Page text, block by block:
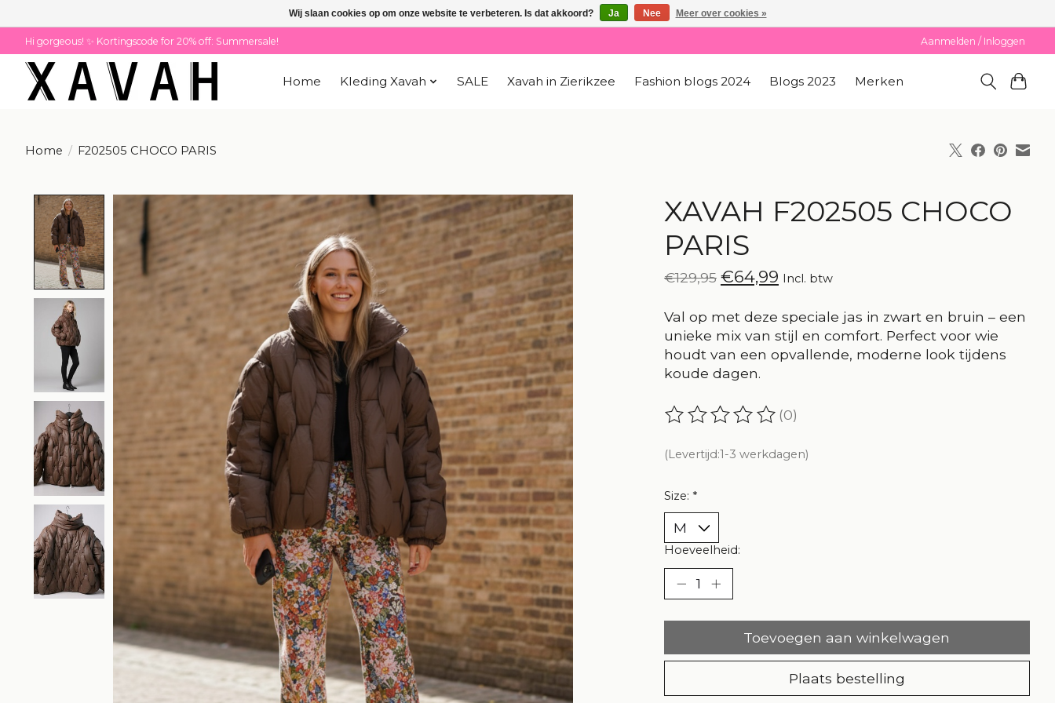
Hi gorgeous! ✨ Kortingscode for 20% off: Summersale! Aanmelden / Inloggen
Home Kleding Xavah SALE Xavah in Zierikzee Fashion blogs 2024 Blogs 2023 Merken
Home / F202505 CHOCO PARIS
Product image slideshow Items
XAVAH F202505 CHOCO
PARIS
€129,95 €64,99 Incl. btw
Val op met deze speciale jas in zwart en bruin – een
unieke mix van stijl en comfort. Perfect voor wie
houdt van een opvallende, moderne look tijdens
koude dagen.
De beoordeling van dit product is
(0)
(Levertijd:1-3 werkdagen)
Size: *
Hoeveelheid:
Toevoegen aan winkelwagen
Plaats bestelling
Wij slaan cookies op om onze website te verbeteren. Is dat akkoord? Ja Nee Meer over cookies »